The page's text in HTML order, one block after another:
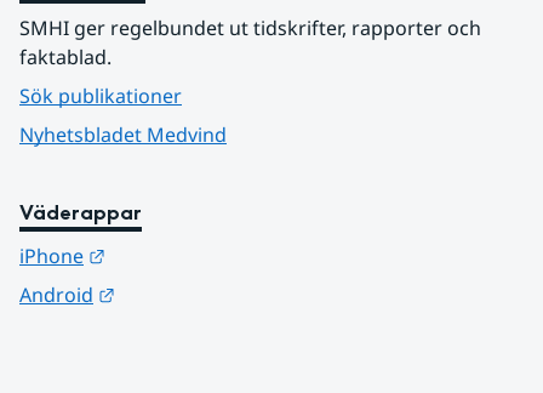
SMHI ger regelbundet ut tidskrifter, rapporter och
faktablad.
Sök publikationer
Nyhetsbladet Medvind
Väderappar
iPhone
Android